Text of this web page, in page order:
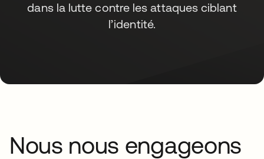
dans la lutte contre les attaques ciblant
l’identité.
Nous nous engageons